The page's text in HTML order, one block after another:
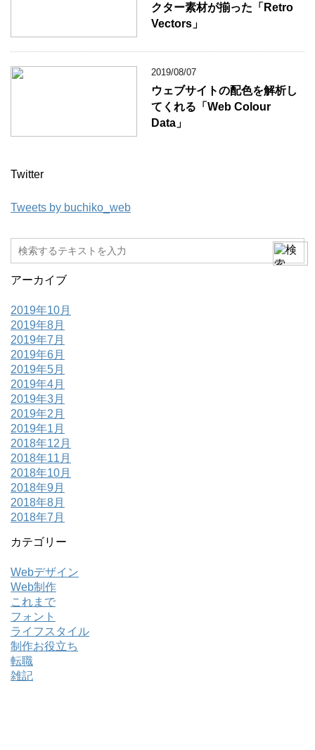
クター素材が揃った「Retro
Vectors」
2019/08/07
ウェブサイトの配色を解析し
てくれる「Web Colour
Data」
Twitter
Tweets by buchiko_web
アーカイブ
2019年10月
2019年8月
2019年7月
2019年6月
2019年5月
2019年4月
2019年3月
2019年2月
2019年1月
2018年12月
2018年11月
2018年10月
2018年9月
2018年8月
2018年7月
カテゴリー
Webデザイン
Web制作
これまで
フォント
ライフスタイル
制作お役立ち
転職
雑記